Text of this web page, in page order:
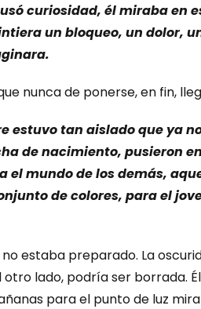
curiosidad, él miraba en
un bloqueo, un dolor,
nunca de ponerse, en fin,
estuvo tan aislado que ya
de nacimiento, pusieron
el mundo de los demás,
de colores, para el
estaba preparado. La
lado, podría ser borrada.
para el punto de luz